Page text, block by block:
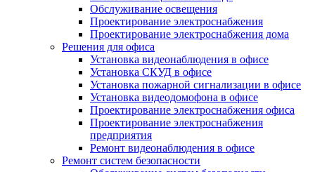
Обслуживание освещения
Проектирование электроснабжения
Проектирование электроснабжения дома
Решения для офиса
Установка видеонаблюдения в офисе
Установка СКУД в офисе
Установка пожарной сигнализации в офисе
Установка видеодомофона в офисе
Проектирование электроснабжения офиса
Проектирование электроснабжения
предприятия
Ремонт видеонаблюдения в офисе
Ремонт систем безопасности